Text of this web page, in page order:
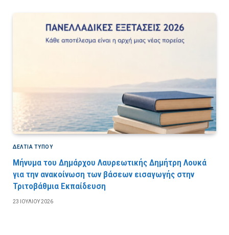
ΔΕΛΤΙΑ ΤΥΠΟΥ
Μήνυμα του Δημάρχου Λαυρεωτικής Δημήτρη Λουκά
για την ανακοίνωση των βάσεων εισαγωγής στην
Τριτοβάθμια Εκπαίδευση
23 ΙΟΥΛΊΟΥ 2026